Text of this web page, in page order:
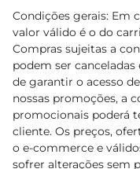
Condições gerais: Em
valor válido é o do
Compras sujeitas a
podem ser
de garantir o acesso
nossas promoções, a
promocionais poderá
cliente. Os preços,
o e-commerce e
sofrer alterações sem